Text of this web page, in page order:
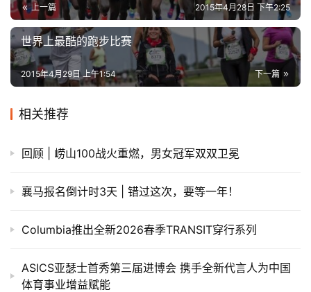
上一篇 2015年4月28日 下午2:25
世界上最酷的跑步比赛
下一篇
2015年4月29日 上午1:54
相关推荐
回顾 | 崂山100战火重燃，男女冠军双双卫冕
襄马报名倒计时3天 | 错过这次，要等一年！
Columbia推出全新2026春季TRANSIT穿行系列
ASICS亚瑟士首秀第三届进博会 携手全新代言人为中国
体育事业增益赋能